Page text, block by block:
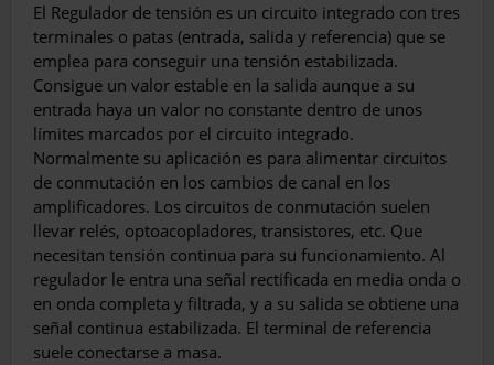
El Regulador de tensión es un circuito integrado con tres
terminales o patas (entrada, salida y referencia) que se
emplea para conseguir una tensión estabilizada.
Consigue un valor estable en la salida aunque a su
entrada haya un valor no constante dentro de unos
límites marcados por el circuito integrado.
Normalmente su aplicación es para alimentar circuitos
de conmutación en los cambios de canal en los
amplificadores. Los circuitos de conmutación suelen
llevar relés, optoacopladores, transistores, etc. Que
necesitan tensión continua para su funcionamiento. Al
regulador le entra una señal rectificada en media onda o
en onda completa y filtrada, y a su salida se obtiene una
señal continua estabilizada. El terminal de referencia
suele conectarse a masa.